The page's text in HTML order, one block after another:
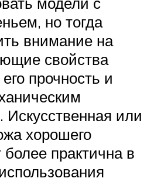
но тогда
внимание на
свойства
прочность и
или
хорошего
более практична в